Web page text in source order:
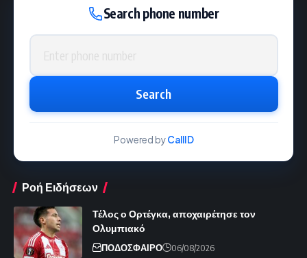
Search phone number
Phone number
Search
Powered byCallID
Ροή Ειδήσεων
Τέλος ο Ορτέγκα, αποχαιρέτησε τον
Ολυμπιακό
ΠΟΔΟΣΦΑΙΡΟ 06/08/2026